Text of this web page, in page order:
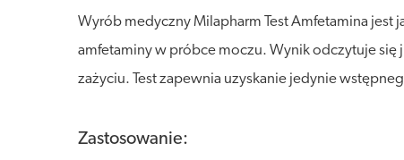
Wyrób medyczny Milapharm Test Amfetamina
amfetaminy w próbce moczu. Wynik odczytuje
zażyciu. Test zapewnia uzyskanie jedynie
Zastosowanie: